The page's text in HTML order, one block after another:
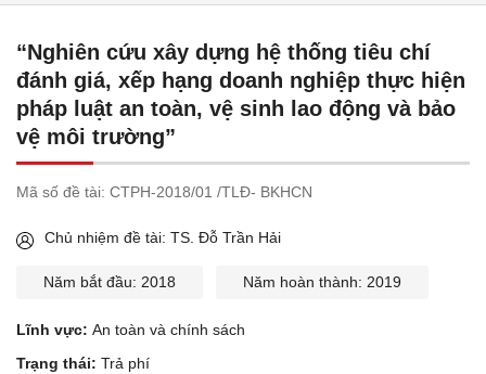
“Nghiên cứu xây dựng hệ thống tiêu chí
đánh giá, xếp hạng doanh nghiệp thực hiện
pháp luật an toàn, vệ sinh lao động và bảo
vệ môi trường”
Mã số đề tài: CTPH-2018/01 /TLĐ- BKHCN
Chủ nhiệm đề tài: TS. Đỗ Trần Hải
Năm bắt đầu: 2018 Năm hoàn thành: 2019
Lĩnh vực: An toàn và chính sách
Trạng thái: Trả phí